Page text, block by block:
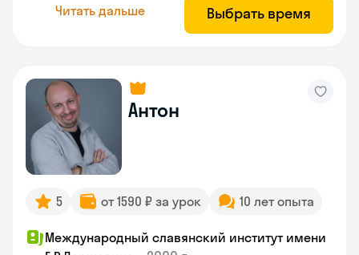
Читать дальше Выбрать время
Антон
5 от 1590 ₽ за урок 10 лет опыта
Международный славянский институт имени